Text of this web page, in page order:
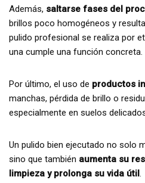
Además, saltarse fases del
brillos poco homogéneos y
pulido profesional se realiza por
una cumple una función concreta.
Por último, el uso de productos
manchas, pérdida de brillo o
especialmente en suelos
Un pulido bien ejecutado no solo
sino que también aumenta su
limpieza y prolonga su vida útil .